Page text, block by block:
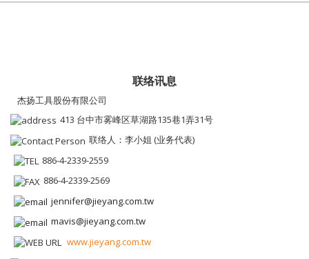
联络讯息
杰扬工具股份有限公司
413 台中市雾峰区草湖路135巷1弄31号
联络人：李小姐 (业务代表)
886-4-2339-2559
886-4-2339-2569
jennifer@jieyang.com.tw
mavis@jieyang.com.tw
www.jieyang.com.tw